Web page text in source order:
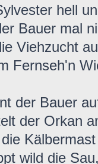
hell
Bauer mal
Viehzucht
Fernseh'n
der Bauer
der Orkan
wild die